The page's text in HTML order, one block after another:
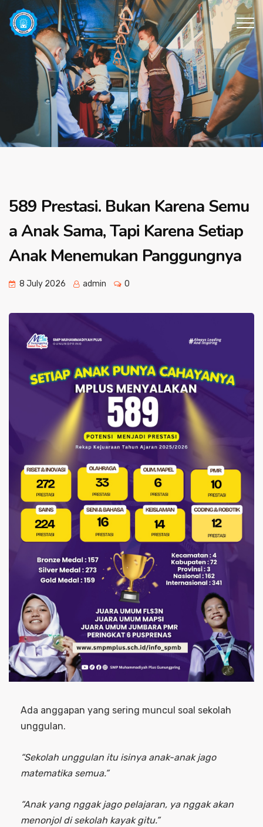
589 Prestasi. Bukan Karena Semu
a Anak Sama, Tapi Karena Setiap
Anak Menemukan Panggungnya
8 July 2026 admin 0
Ada anggapan yang sering muncul soal sekolah
unggulan.
“Sekolah unggulan itu isinya anak-anak jago
matematika semua.”
“Anak yang nggak jago pelajaran, ya nggak akan
menonjol di sekolah kayak gitu.”